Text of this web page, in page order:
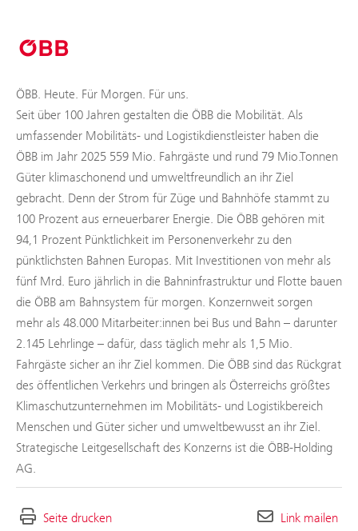
ÖBB. Heute. Für Morgen. Für uns.
Seit über 100 Jahren gestalten die ÖBB die Mobilität. Als
umfassender Mobilitäts- und Logistikdienstleister haben die
ÖBB im Jahr 2025 559 Mio. Fahrgäste und rund 79 Mio.Tonnen
Güter klimaschonend und umweltfreundlich an ihr Ziel
gebracht. Denn der Strom für Züge und Bahnhöfe stammt zu
100 Prozent aus erneuerbarer Energie. Die ÖBB gehören mit
94,1 Prozent Pünktlichkeit im Personenverkehr zu den
pünktlichsten Bahnen Europas. Mit Investitionen von mehr als
fünf Mrd. Euro jährlich in die Bahninfrastruktur und Flotte bauen
die ÖBB am Bahnsystem für morgen. Konzernweit sorgen
mehr als 48.000 Mitarbeiter:innen bei Bus und Bahn – darunter
2.145 Lehrlinge – dafür, dass täglich mehr als 1,5 Mio.
Fahrgäste sicher an ihr Ziel kommen. Die ÖBB sind das Rückgrat
des öffentlichen Verkehrs und bringen als Österreichs größtes
Klimaschutzunternehmen im Mobilitäts- und Logistikbereich
Menschen und Güter sicher und umweltbewusst an ihr Ziel.
Strategische Leitgesellschaft des Konzerns ist die ÖBB-Holding
AG.
Seite drucken Link mailen